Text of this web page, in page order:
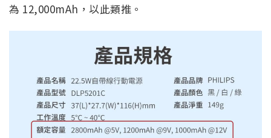
為 12,000mAh，以此類推。